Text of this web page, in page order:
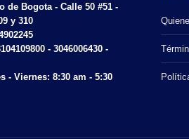
de Bogota - Calle 50 #51 -
y 310
- 3046006430 -
- Viernes: 8:30 am - 5:30